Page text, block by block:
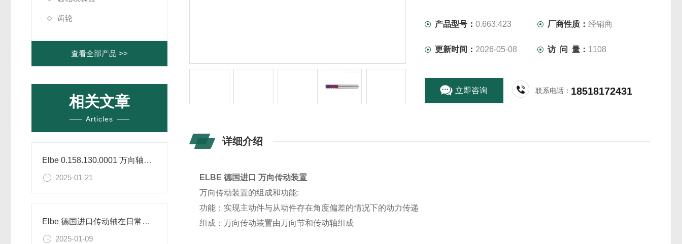
齿轮
查看全部产品 >>
相关文章
Articles
Elbe 0.158.130.0001 万向轴是否能用于冷端输出
2025-01-21
Elbe 德国进口传动轴在日常应用中的维修保养
2025-01-09
产品型号： 0.663.423 厂商性质：经销商
更新时间： 2026-05-08 访 问 量： 1108
立即咨询 联系电话： 18518172431
详细介绍
ELBE 德国进口 万向传动装置
万向传动装置的组成和功能:
功能：实现主动件与从动件存在角度偏差的情况下的动力传递
组成：万向传动装置由万向节和传动轴组成